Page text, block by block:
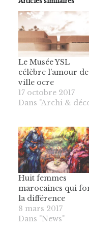
Le Musée YSL
célèbre l’amour
ville ocre
17 octobre 2017
Dans "Archi &
Huit femmes
marocaines qui
la différence
8 mars 2017
Dans "News"